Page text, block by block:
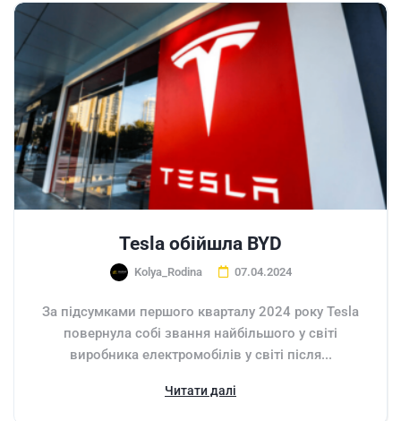
Tesla обійшла BYD
Kolya_Rodina 07.04.2024
За підсумками першого кварталу 2024 року Tesla
повернула собі звання найбільшого у світі
виробника електромобілів у світі після...
Читати далі